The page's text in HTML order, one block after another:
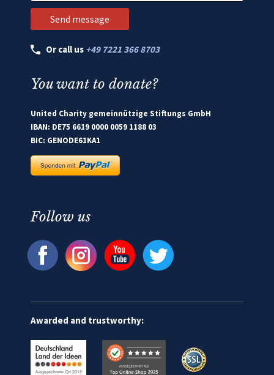
Or call us +49 7221 366 8703
You want to donate?
United Charity gemeinnützige Stiftungs GmbH
IBAN: DE75 6619 0000 0059 1188 03
BIC: GENODE61KA1
Follow us
Awarded and trustworthy: